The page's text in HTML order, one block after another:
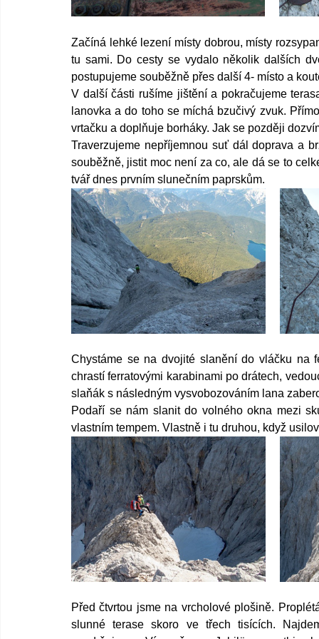
Začíná lehké lezení místy dobrou, místy
tu sami. Do cesty se vydalo několik dalších
postupujeme souběžně přes další 4- místo a
V další části rušíme jištění a pokračujeme
lanovka a do toho se míchá bzučivý zvuk.
vrtačku a doplňuje borháky. Jak se později
Traverzujeme nepříjemnou suť dál doprava a
souběžně, jistit moc není za co, ale dá se to
tvář dnes prvním slunečním paprskům.
Chystáme se na dvojité slanění do vláčku na
chrastí ferratovými karabinami po drátech,
slaňák s následným vysvobozováním lana
Podaří se nám slanit do volného okna mezi
vlastním tempem. Vlastně i tu druhou, když
Před čtvrtou jsme na vrcholové plošině.
slunné terase skoro ve třech tisících.